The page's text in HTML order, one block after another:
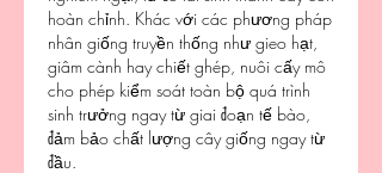
hoàn chỉnh. Khác với các phương pháp
nhân giống truyền thống như gieo hạt,
giâm cành hay chiết ghép, nuôi cấy mô
cho phép kiểm soát toàn bộ quá trình
sinh trưởng ngay từ giai đoạn tế bào,
đảm bảo chất lượng cây giống ngay từ
đầu.